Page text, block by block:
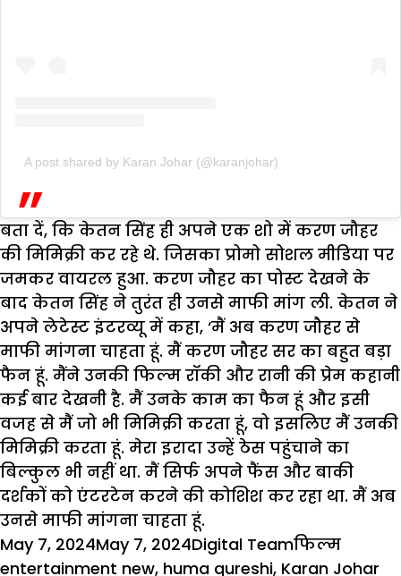
A post shared by Karan Johar (@karanjohar)
बता दें, कि केतन सिंह ही अपने एक शो में करण जौहर
की मिमिक्री कर रहे थे. जिसका प्रोमो सोशल मीडिया पर
जमकर वायरल हुआ. करण जौहर का पोस्ट देखने के
बाद केतन सिंह ने तुरंत ही उनसे माफी मांग ली. केतन ने
अपने लेटेस्ट इंटरव्यू में कहा, ‘मैं अब करण जौहर से
माफी मांगना चाहता हूं. मैं करण जौहर सर का बहुत बड़ा
फैन हूं. मैंने उनकी फिल्म रॉकी और रानी की प्रेम कहानी
कई बार देखनी है. मैं उनके काम का फैन हूं और इसी
वजह से मैं जो भी मिमिक्री करता हूं, वो इसलिए मैं उनकी
मिमिक्री करता हूं. मेरा इरादा उन्हें ठेस पहुंचाने का
बिल्कुल भी नहीं था. मैं सिर्फ अपने फैंस और बाकी
दर्शकों को एंटरटेन करने की कोशिश कर रहा था. मैं अब
उनसे माफी मांगना चाहता हूं.
Posted
on
May 7, 2024May 7, 2024Author
Digital TeamCategories
फिल्मTags
entertainment new, huma qureshi, Karan Johar